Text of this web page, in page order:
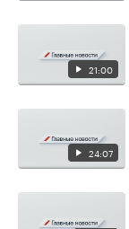
21:00
24:07